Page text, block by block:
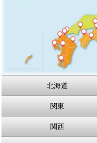
北海道
関東
関西